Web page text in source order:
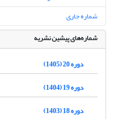
شماره جاری
شماره‌های پیشین نشریه
دوره 20 (1405)
دوره 19 (1404)
دوره 18 (1403)